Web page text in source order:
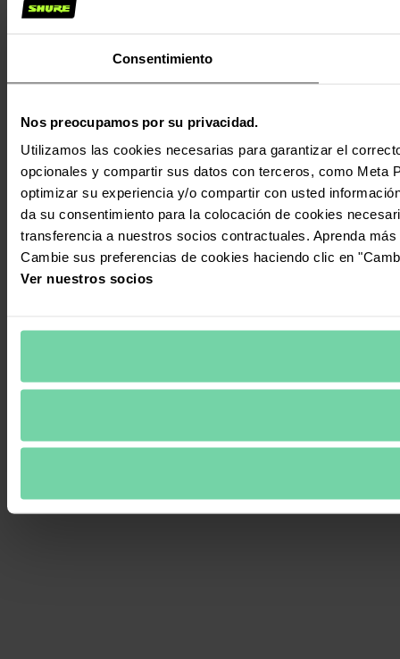
Consentimiento
Nos preocupamos por su privacidad.
Utilizamos las cookies necesarias para garantizar el
opcionales y compartir sus datos con terceros, como Meta
optimizar su experiencia y/o compartir con usted
da su consentimiento para la colocación de cookies
transferencia a nuestros socios contractuales. Aprenda
Cambie sus preferencias de cookies haciendo clic en
Ver nuestros socios